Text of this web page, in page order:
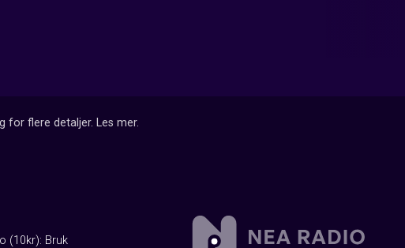
for flere detaljer. Les mer.
(10kr): Bruk